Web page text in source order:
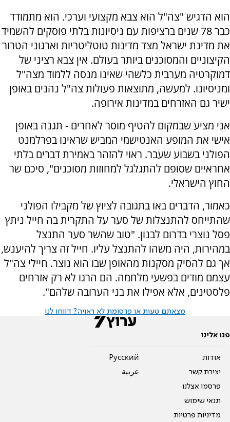
הוא הדגיש "צה"ל הוא צבא מקצועי וערכי. הוא מתמודד
כבר 78 שנים ברציפות עם ניסיונות בלתי פוסקים להשמיד
את מדינת ישראל מצד מדינות טוטליטריות וארגוני הטרור
הקיצוניים והמסוכנים ביותר בעולם. אין צבא רציני של
דמוקרטיה מערבית כלשהי שאינו מנסה ללמוד מצה"ל
ומניסיונו. למעשה, מתוצאות פעולות צה"ל נהנים באופן
ישיר גם האזרחים במדינות אירופה.
אני מציע שבמקום להטיף מוסר לאחרים - תגנה באופן
אישי את המופע האנטישמי המביש שראינו בפרלמנט
הפולני בשבוע שעבר. ראוי להזהר באמירת דברים בלתי
אחראיים שסופם להתגלגל למחוזות מסוכנים", סיכם שר
החוץ הישראלי.
כאמור, הדברים באו בתגובה לציוץ של מקבילו הפולני
שהתייחס להתנצלות של סער על התקרית בה חייל ניתץ
פסל נוצרי בדרום לבנון. "טוב שהשר סער התנצל
במהירות, היה משהו להתנצל עליו. חייל זה צריך להיענש,
אך גם להסיק מסקנות מהאופן שבו הוא נוצר. חיילי צה"ל
עצמם מודים בפשעי מלחמה. הם הרגו לא רק אזרחים
פלסטינים, אלא אפילו את בני הערובה שלהם".
מצאתם טעות או פרסומת לא ראויה? דווחו לנו
פנו אלינו
אודות
יצירת קשר
פרסמו אצלנו
תנאי שימוש
מדיניות פרטיות
Pусский
عربية